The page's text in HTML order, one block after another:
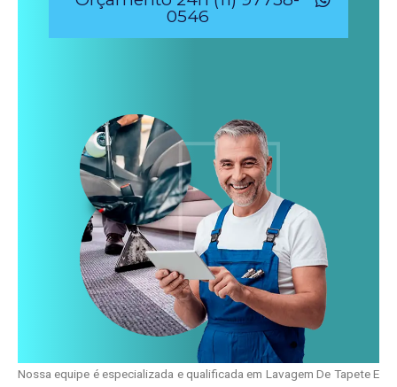
0546
Nossa equipe é especializada e qualificada em Lavagem De Tapete E